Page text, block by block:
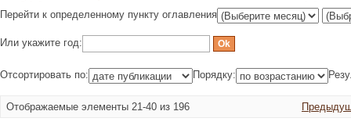
Перейти к определенному пункту оглавления
Или укажите год:
Отсортировать по: Порядку:
Отображаемые элементы 21-40 из 196